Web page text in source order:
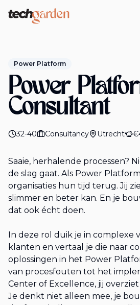
Tech Garden
Power Platform
Power
Consultant
32-40 Consultancy Utrecht
Saaie, herhalende processen?
de slag gaat. Als Power
organisaties hun tijd terug. Jij
slimmer en beter kan. En je
dat ook écht doen.
In deze rol duik je in complexe
klanten en vertaal je die naar
oplossingen in het Power
van procesfouten tot het
Center of Excellence, jij
Je denkt niet alleen mee, je